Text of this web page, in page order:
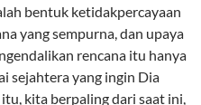
bentuk ketidakpercayaan
yang sempurna, dan upaya
rencana itu hanya
sejahtera yang ingin Dia
kita berpaling dari saat ini,